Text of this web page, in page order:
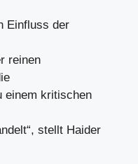
Einfluss der
reinen
einem kritischen
stellt Haider